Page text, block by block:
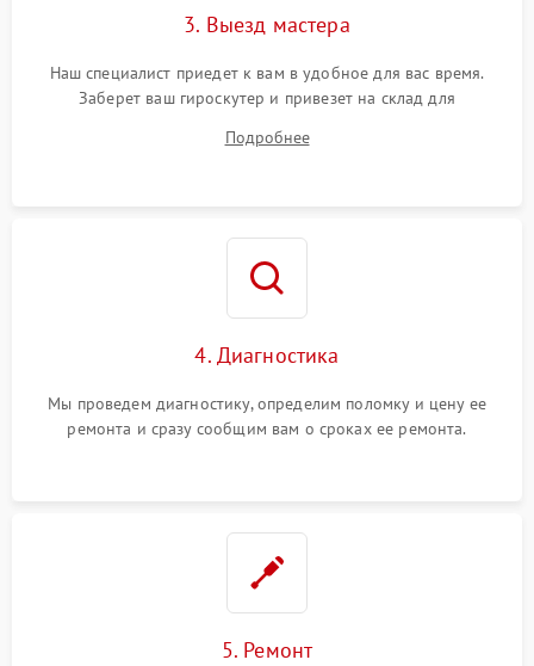
3. Выезд мастера
Наш специалист приедет к вам в удобное для вас время.
Заберет ваш гироскутер и привезет на склад для
Подробнее
4. Диагностика
Мы проведем диагностику, определим поломку и цену ее
ремонта и сразу сообщим вам о сроках ее ремонта.
5. Ремонт